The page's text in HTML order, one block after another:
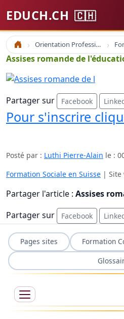
EDUCH.CH 🇨🇭
Accueil Orientation Professionnelle
Assises romande de
Partager sur Facebook
Pour s'inscrire
Posté par : Luthi Pierre-Alain le :
Formation Sociale en Suisse | Site
Partager l'article : Assises
Partager sur
Facebook
Pages sites Formation